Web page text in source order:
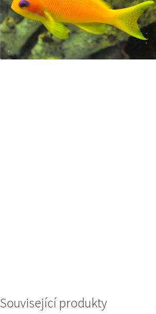
Související produkty